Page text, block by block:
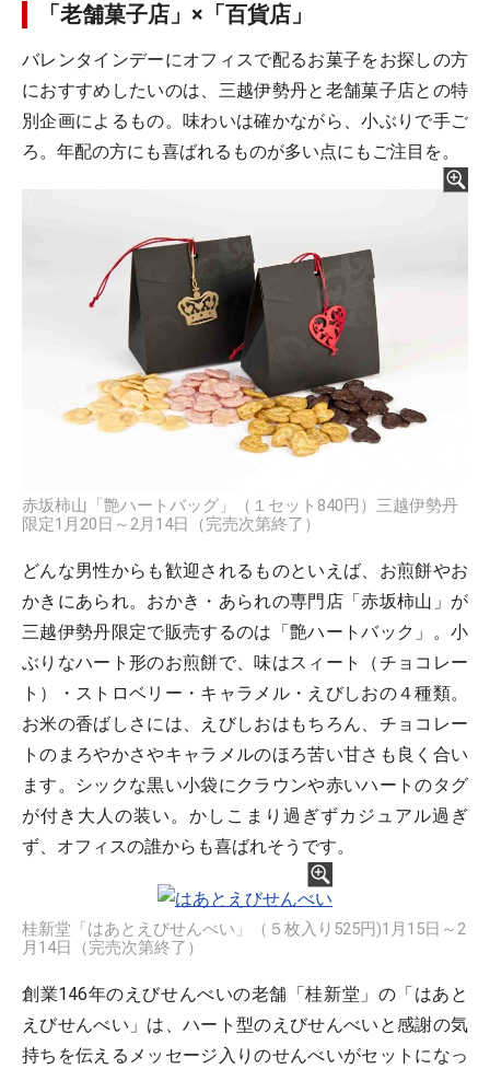
「老舗菓子店」×「百貨店」
バレンタインデーにオフィスで配るお菓子をお探しの方
におすすめしたいのは、三越伊勢丹と老舗菓子店との特
別企画によるもの。味わいは確かながら、小ぶりで手ご
ろ。年配の方にも喜ばれるものが多い点にもご注目を。
赤坂柿山「艶ハートバッグ」（１セット840円）三越伊勢丹
限定1月20日～2月14日（完売次第終了）
どんな男性からも歓迎されるものといえば、お煎餅やお
かきにあられ。おかき・あられの専門店「赤坂柿山」が
三越伊勢丹限定で販売するのは「艶ハートバック」。小
ぶりなハート形のお煎餅で、味はスィート（チョコレー
ト）・ストロベリー・キャラメル・えびしおの４種類。
お米の香ばしさには、えびしおはもちろん、チョコレー
トのまろやかさやキャラメルのほろ苦い甘さも良く合い
ます。シックな黒い小袋にクラウンや赤いハートのタグ
が付き大人の装い。かしこまり過ぎずカジュアル過ぎ
ず、オフィスの誰からも喜ばれそうです。
桂新堂「はあとえびせんべい」（５枚入り525円)1月15日～2
月14日（完売次第終了）
創業146年のえびせんべいの老舗「桂新堂」の「はあと
えびせんべい」は、ハート型のえびせんべいと感謝の気
持ちを伝えるメッセージ入りのせんべいがセットになっ